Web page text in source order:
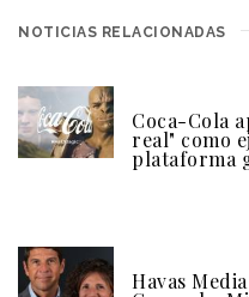
NOTICIAS RELACIONADAS
Coca-Cola
real" como
plataforma
Havas